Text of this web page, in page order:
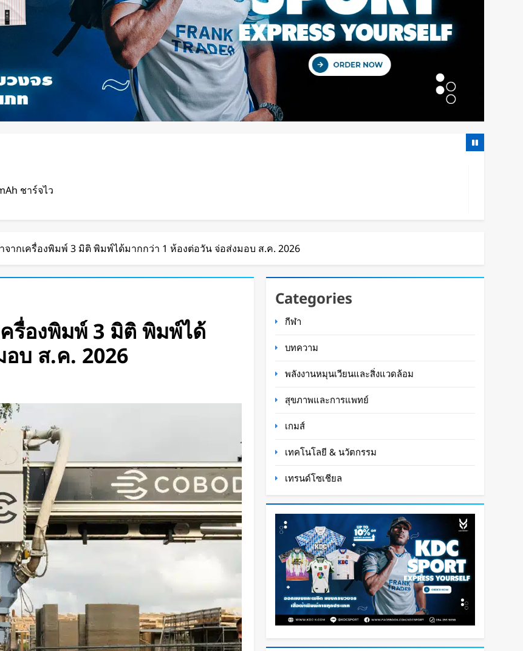
ชาร์จไว
โชว์
ฮบริด เจาะ-
น
ร็วที่สุดใน
น รองรับผู้
กส์” ที่รับรู้
เร็จครั้งแรก
อร์มคาร์พูล
างด่วน
ากเครื่องพิมพ์ 3 มิติ พิมพ์ได้มากกว่า 1 ห้องต่อวัน จ่อส่งมอบ ส.ค. 2026
รื่องพิมพ์ 3 มิติ พิมพ์ได้
บ ส.ค. 2026
Categories
กีฬา
บทความ
พลังงานหมุนเวียนและสิ่งแวดล้อม
สุขภาพและการแพทย์
เกมส์
เทคโนโลยี & นวัตกรรม
เทรนด์โซเชียล